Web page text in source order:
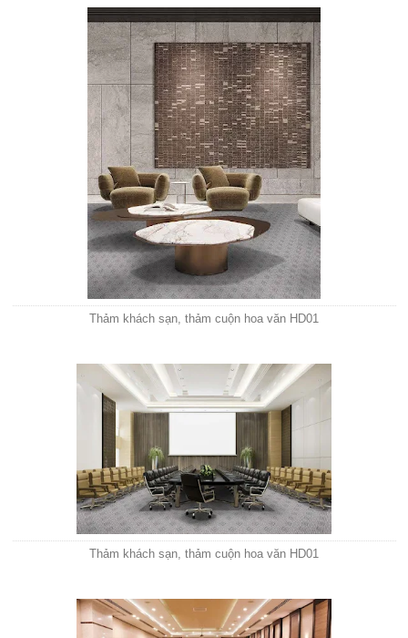
Thảm khách sạn, thảm cuộn hoa văn HD01
Thảm khách sạn, thảm cuộn hoa văn HD01